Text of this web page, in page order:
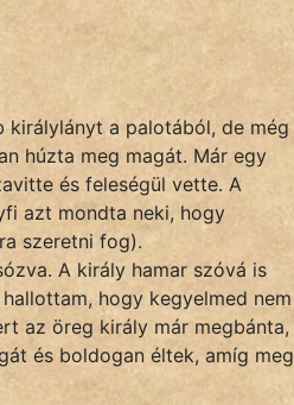
királylányt a palotából, de még
húzta meg magát. Már egy
és feleségül vette. A
azt mondta neki, hogy
szeretni fog).
A király hamar szóvá is
hogy kegyelmed nem
az öreg király már megbánta,
és boldogan éltek, amíg meg